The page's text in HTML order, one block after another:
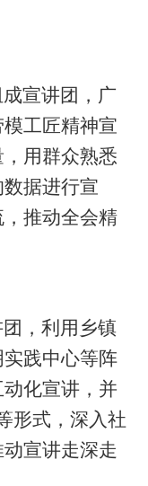
宣讲团，广
工匠精神宣
用群众熟悉
据进行宣
推动全会精
，利用乡镇
实践中心等阵
化宣讲，并
形式，深入社
宣讲走深走